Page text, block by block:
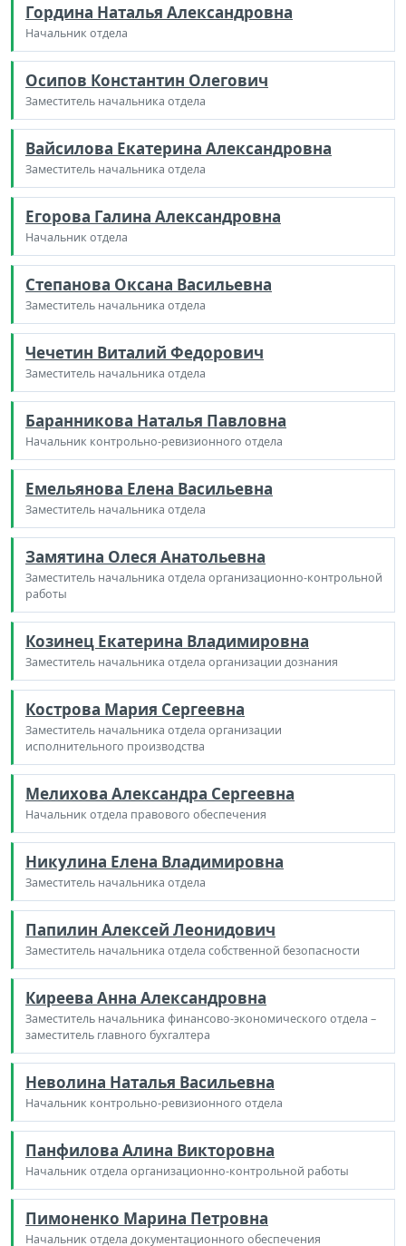
Гордина Наталья Александровна
Начальник отдела
Осипов Константин Олегович
Заместитель начальника отдела
Вайсилова Екатерина Александровна
Заместитель начальника отдела
Егорова Галина Александровна
Начальник отдела
Степанова Оксана Васильевна
Заместитель начальника отдела
Чечетин Виталий Федорович
Заместитель начальника отдела
Баранникова Наталья Павловна
Начальник контрольно-ревизионного отдела
Емельянова Елена Васильевна
Заместитель начальника отдела
Замятина Олеся Анатольевна
Заместитель начальника отдела организационно-контрольной
работы
Козинец Екатерина Владимировна
Заместитель начальника отдела организации дознания
Кострова Мария Сергеевна
Заместитель начальника отдела организации
исполнительного производства
Мелихова Александра Сергеевна
Начальник отдела правового обеспечения
Никулина Елена Владимировна
Заместитель начальника отдела
Папилин Алексей Леонидович
Заместитель начальника отдела собственной безопасности
Киреева Анна Александровна
Заместитель начальника финансово-экономического отдела –
заместитель главного бухгалтера
Неволина Наталья Васильевна
Начальник контрольно-ревизионного отдела
Панфилова Алина Викторовна
Начальник отдела организационно-контрольной работы
Пимоненко Марина Петровна
Начальник отдела документационного обеспечения